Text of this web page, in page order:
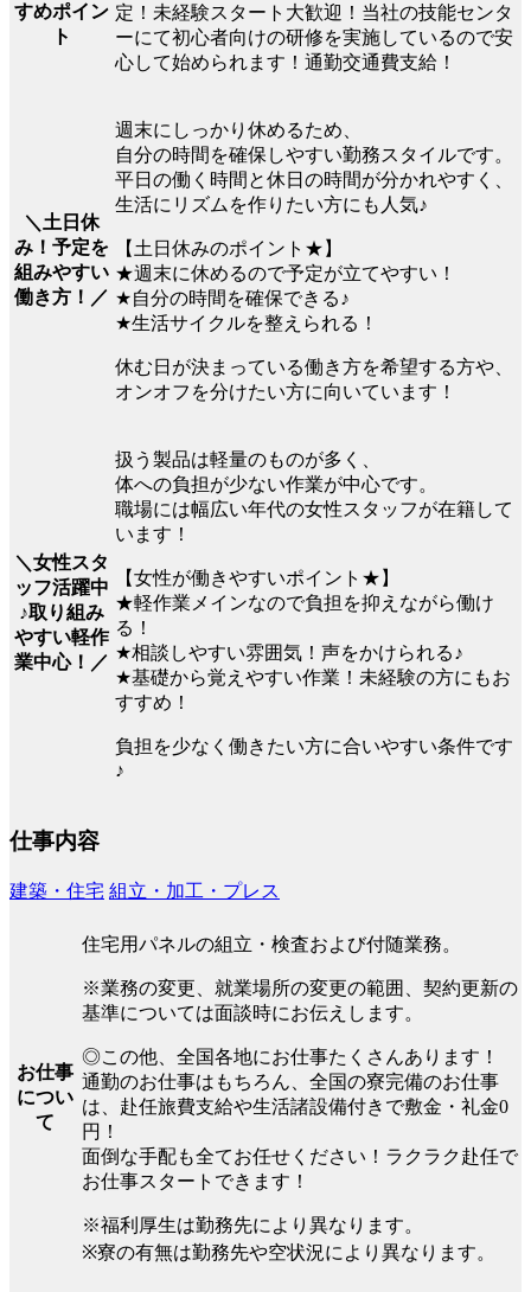
すめポイン
ト
定！未経験スタート大歓迎！当社の技能センタ
ーにて初心者向けの研修を実施しているので安
心して始められます！通勤交通費支給！
＼土日休
み！予定を
組みやすい
働き方！／
週末にしっかり休めるため、
自分の時間を確保しやすい勤務スタイルです。
平日の働く時間と休日の時間が分かれやすく、
生活にリズムを作りたい方にも人気♪
【土日休みのポイント★】
★週末に休めるので予定が立てやすい！
★自分の時間を確保できる♪
★生活サイクルを整えられる！
休む日が決まっている働き方を希望する方や、
オンオフを分けたい方に向いています！
＼女性スタ
ッフ活躍中
♪取り組み
やすい軽作
業中心！／
扱う製品は軽量のものが多く、
体への負担が少ない作業が中心です。
職場には幅広い年代の女性スタッフが在籍して
います！
【女性が働きやすいポイント★】
★軽作業メインなので負担を抑えながら働け
る！
★相談しやすい雰囲気！声をかけられる♪
★基礎から覚えやすい作業！未経験の方にもお
すすめ！
負担を少なく働きたい方に合いやすい条件です
♪
仕事内容
建築・住宅 組立・加工・プレス
お仕事
につい
て
住宅用パネルの組立・検査および付随業務。
※業務の変更、就業場所の変更の範囲、契約更新の
基準については面談時にお伝えします。
◎この他、全国各地にお仕事たくさんあります！
通勤のお仕事はもちろん、全国の寮完備のお仕事
は、赴任旅費支給や生活諸設備付きで敷金・礼金0
円！
面倒な手配も全てお任せください！ラクラク赴任で
お仕事スタートできます！
※福利厚生は勤務先により異なります。
※寮の有無は勤務先や空状況により異なります。